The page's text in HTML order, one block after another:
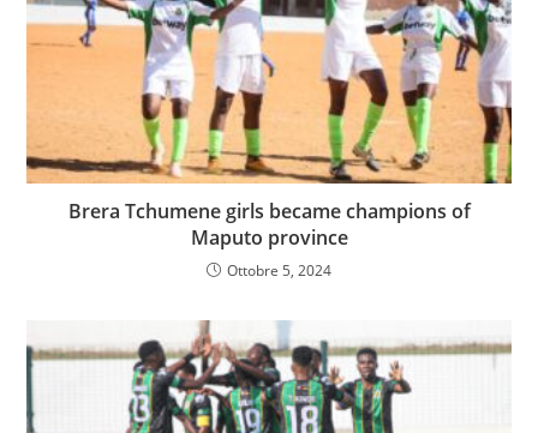
Brera Tchumene girls became champions of
Maputo province
Ottobre 5, 2024